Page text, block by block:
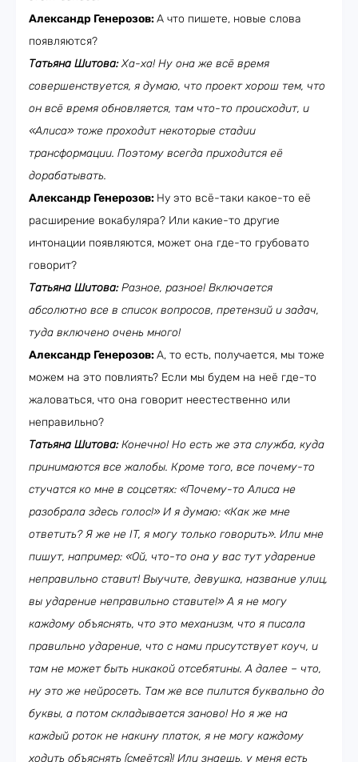
Александр Генерозов:А что пишете, новые слова
появляются?
Татьяна Шитова:Ха-ха! Ну она же всё время
совершенствуется, я думаю, что проект хорош тем, что
он всё время обновляется, там что-то происходит, и
«Алиса» тоже проходит некоторые стадии
трансформации. Поэтому всегда приходится её
дорабатывать.
Александр Генерозов: Ну это всё-таки какое-то её
расширение вокабуляра? Или какие-то другие
интонации появляются, может она где-то грубовато
говорит?
Татьяна Шитова:Разное, разное! Включается
абсолютно все в список вопросов, претензий и задач,
туда включено очень много!
Александр Генерозов:А, то есть, получается, мы тоже
можем на это повлиять? Если мы будем на неё где-то
жаловаться, что она говорит неестественно или
неправильно?
Татьяна Шитова:Конечно! Но есть же эта служба, куда
принимаются все жалобы. Кроме того, все почему-то
стучатся ко мне в соцсетях: «Почему-то Алиса не
разобрала здесь голос!» И я думаю: «Как же мне
ответить? Я же не IT, я могу только говорить». Или мне
пишут, например: «Ой, что-то она у вас тут ударение
неправильно ставит! Выучите, девушка, название улиц,
вы ударение неправильно ставите!» А я не могу
каждому объяснять, что это механизм, что я писала
правильно ударение, что с нами присутствует коуч, и
там не может быть никакой отсебятины. А далее – что,
ну это же нейросеть. Там же все пилится буквально до
буквы, а потом складывается заново! Но я же на
каждый роток не накину платок, я не могу каждому
ходить объяснять (смеётся)! Или знаешь, у меня есть